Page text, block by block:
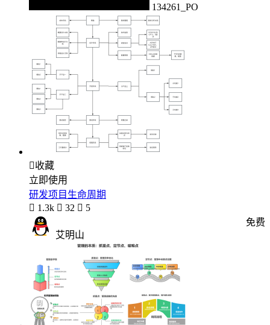
134261_PO
收藏
立即使用
研发项目生命周期
 1.3k  32  5
艾明山
免费